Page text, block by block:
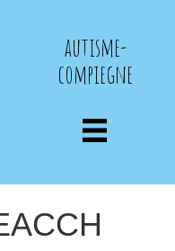
autisme-
compiegne